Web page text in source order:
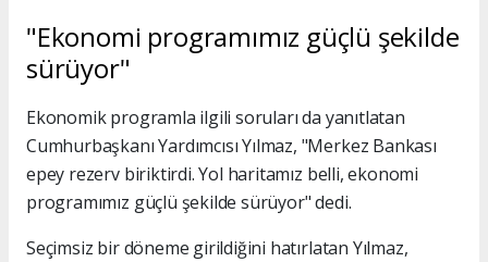
"Ekonomi programımız güçlü şekilde
sürüyor"
Ekonomik programla ilgili soruları da yanıtlatan
Cumhurbaşkanı Yardımcısı Yılmaz, "Merkez Bankası
epey rezerv biriktirdi. Yol haritamız belli, ekonomi
programımız güçlü şekilde sürüyor" dedi.
Seçimsiz bir döneme girildiğini hatırlatan Yılmaz,